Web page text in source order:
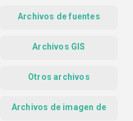
Archivos de fuentes
Archivos GIS
Otros archivos
Archivos de imagen de